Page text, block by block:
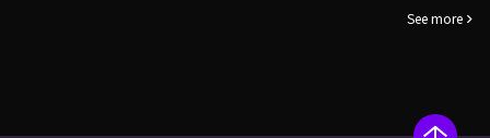
See more